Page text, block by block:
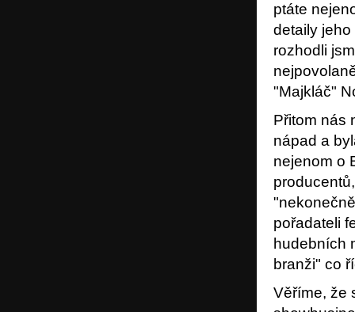
ptáte
detaily
rozhodli
"Majkláč"
Přitom nás
nápad a
nejenom o
pořadateli
hudebních
branži" co
Věříme, že